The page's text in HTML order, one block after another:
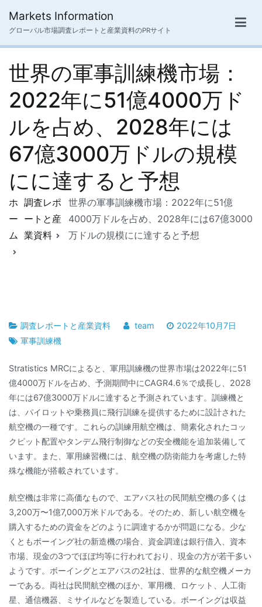
ス
Markets Information
グローバル市場調査レポートと産業資料のPRサイト
世界の軍事訓練機市場：
2022年に51億4000万ド
ルを占め、2028年には
67億3000万ドルの規模
にに達すると予想
ホ
ー
ム
調査レポ
ートと産
業資料
世界の軍事訓練機市場：2022年に51億
4000万ドルを占め、2028年には67億3000
万ドルの規模にに達すると予想
調査レポートと産業資料 team
2022年10月7日
軍事訓練機
Stratistics MRCによると、軍用訓練機の世界市場は2022年に51
億4000万ドルを占め、予測期間中にCAGR4.6％で成長し、2028
年には67億3000万ドルに達すると予測されています。訓練機と
は、パイロットや乗務員に飛行訓練を提供するために設計された
航空機の一種です。これらの訓練用航空機は、簡素化されたコッ
クピット配置やタンデム飛行制御などの安全機能を追加装備して
います。また、軍用練習機には、航空機の防衛能力を考慮した特
殊な機能が搭載されています。
航空機は非常に高価なもので、エアバス社の民間航空機の多くは
3,200万〜1億7,000万米ドルである。そのため、新しい航空機を
購入するための資金をどのように調達するかが問題になる。少な
くともボーイング社の新造機の場合、資金調達は銀行借入、資本
市場、現金の3つでほぼ均等に行われており、現金の方が若干多い
ようです。ボーイングとエアバスの2社は、世界的な航空機メーカ
ーである。両社は民間航空機のほか、軍用機、ロケット、人工衛
星、通信機器、ミサイルなどを製造している。ボーイングは収益